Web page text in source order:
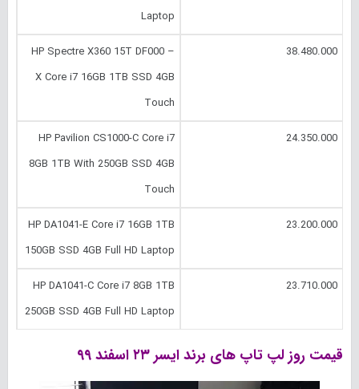
Laptop
38.480.000
HP Spectre X360 15T DF000 –
X Core i7 16GB 1TB SSD 4GB
Touch
24.350.000
HP Pavilion CS1000-C Core i7
8GB 1TB With 250GB SSD 4GB
Touch
23.200.000
HP DA1041-E Core i7 16GB 1TB
150GB SSD 4GB Full HD Laptop
23.710.000
HP DA1041-C Core i7 8GB 1TB
250GB SSD 4GB Full HD Laptop
قیمت روز لپ تاپ های برند ایسر۲۳ اسفند ۹۹